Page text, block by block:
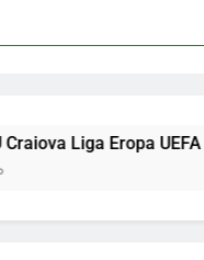
Liga Eropa UEFA